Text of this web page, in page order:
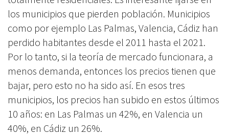
los municipios que pierden población. Municipios
como por ejemplo Las Palmas, Valencia, Cádiz han
perdido habitantes desde el 2011 hasta el 2021.
Por lo tanto, si la teoría de mercado funcionara, a
menos demanda, entonces los precios tienen que
bajar, pero esto no ha sido así. En esos tres
municipios, los precios han subido en estos últimos
10 años: en Las Palmas un 42%, en Valencia un
40%, en Cádiz un 26%.